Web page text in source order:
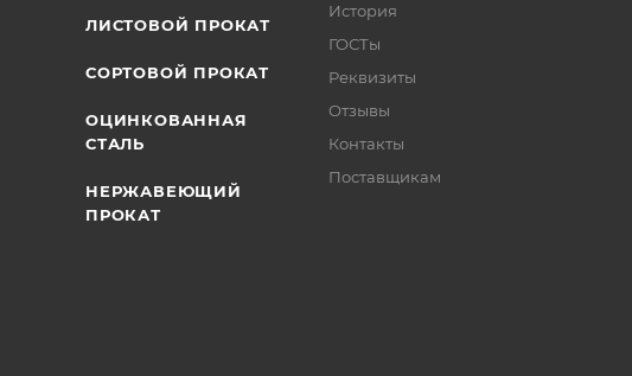
ЛИСТОВОЙ ПРОКАТ
СОРТОВОЙ ПРОКАТ
ОЦИНКОВАННАЯ
СТАЛЬ
НЕРЖАВЕЮЩИЙ
ПРОКАТ
История
ГОСТы
Реквизиты
Отзывы
Контакты
Поставщикам